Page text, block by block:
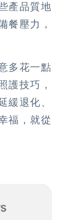
產品質地
餐壓力，
多花一點
護技巧，
緩退化、
福，就從